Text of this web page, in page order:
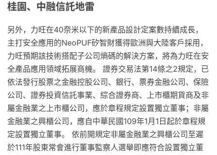
桂園、中融信託地雷
另外，力旺在40奈米以下的新產品設計定案數持續成長，
主打安全應用的NeoPUF矽智財獲得歐洲與大陸客戶採用，
力旺預期該技術搭配子公司熵碼的解決方案，將為力旺在安
全產品應用領域拓展商機。 證券交易法第14條之2規定，已
依法發行股票之金融控股公司、銀行、票券金融公司、保險
公司、證券投資信託事業、綜合證券商、上市櫃期貨商及非
屬金融業之上市櫃公司，應於章程規定設置獨立董事；非屬
金融業之興櫃公司，應自中華民國109年1月1日起於章程規
定設置獨立董事。 依前開規定非屬金融業之興櫃公司至遲
於111年股東常會進行董事監察人選舉即應符合設置獨立董